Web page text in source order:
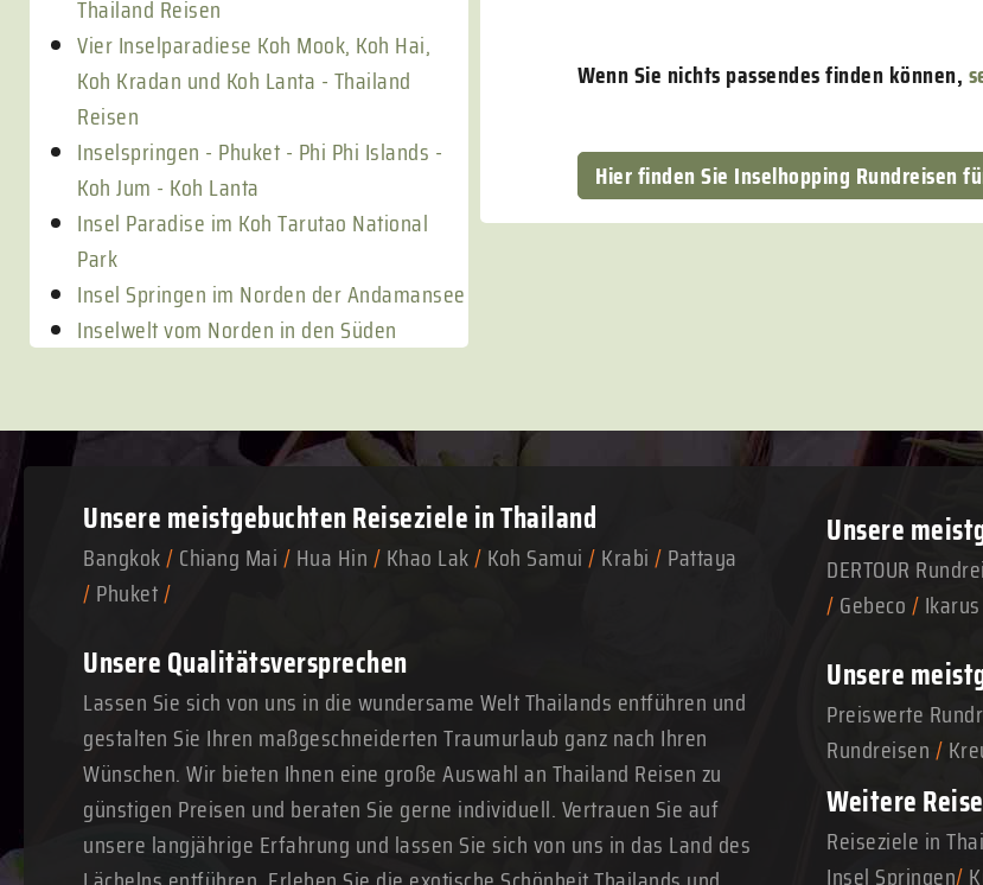
Thailand Reisen
Vier Inselparadiese Koh Mook, Koh Hai,
Koh Kradan und Koh Lanta - Thailand
Reisen
Inselspringen - Phuket - Phi Phi Islands -
Koh Jum - Koh Lanta
Insel Paradise im Koh Tarutao National
Park
Insel Springen im Norden der Andamansee
Inselwelt vom Norden in den Süden
Wenn Sie nichts passendes finden können,
Hier finden Sie Inselhopping Rundreisen
Unsere meistgebuchtenReiseziele in Thailand
Bangkok/Chiang Mai/Hua Hin/Khao Lak/Koh Samui/Krabi/Pattaya
/Phuket/
Unsere Qualitätsversprechen
Lassen Sie sich von uns in die wundersame Welt Thailands entführen und
gestalten Sie Ihren maßgeschneiderten Traumurlaub ganz nach Ihren
Wünschen. Wir bieten Ihnen eine große Auswahl an Thailand Reisen zu
günstigen Preisen und beraten Sie gerne individuell. Vertrauen Sie auf
unsere langjährige Erfahrung und lassen Sie sich von uns in das Land des
Unsere
DERTOUR
/Gebeco/
Unsere
Preiswerte
Rundreisen/
Weitere
Reiseziele in
Insel Springen/